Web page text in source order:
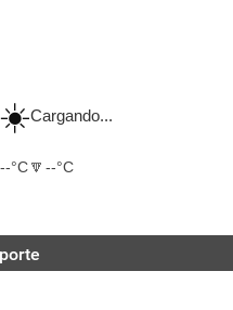
☀️Cargando...
--°C🔽 --°C